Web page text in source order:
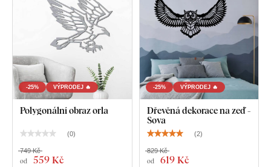
-25% VÝPRODEJ 🔥
Polygonální obraz orla
(0)
od 559 Kč
749 Kč
-25% VÝPRODEJ 🔥
Dřevěná dekorace na zeď -
Sova
(2)
od 619 Kč
829 Kč